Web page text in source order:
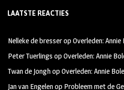
b
oo
k
ag
m
tt
LAATSTE REACTIES
Nelleke de bresseropOverleden:
Peter Tuerlings opOverleden: Annie
Twan de JonghopOverleden: Annie
Jan van Engelenop Probleem met de